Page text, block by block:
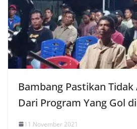
Bambang Pastikan
Dari Program Yang Gol
11 November 2021